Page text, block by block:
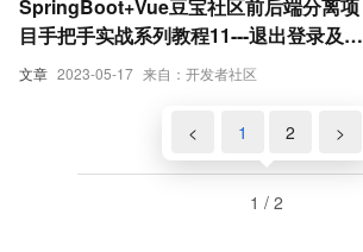
文章 2023-05-17 来自：开发者社区
SpringBoot+Vue豆宝社区前后端分离项
目手把手实战系列教程11---退出登录及页
脚功能实现
< 1 2 >
1 / 2